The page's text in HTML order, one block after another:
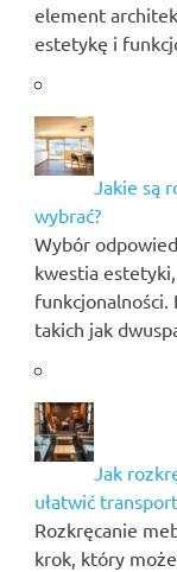
element
estetykę i
Jakie są
wybrać?
Wybór
kwestia
funkcjonalności.
takich jak
Jak
ułatwić
Rozkręcanie
krok, który